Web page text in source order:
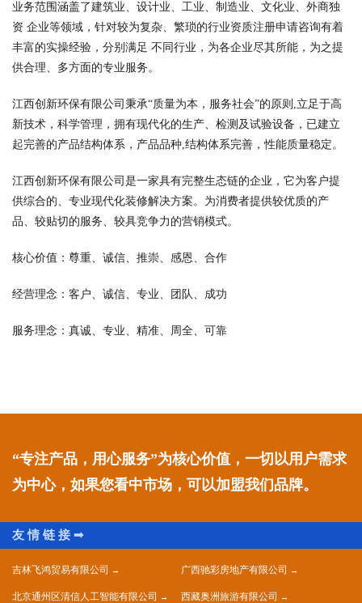
业务范围涵盖了建筑业、设计业、工业、制造业、文化业、外商独
资 企业等领域，针对较为复杂、繁琐的行业资质注册申请咨询有着
丰富的实操经验，分别满足 不同行业，为各企业尽其所能，为之提
供合理、多方面的专业服务。
江西创新环保有限公司秉承“质量为本，服务社会”的原则,立足于高
新技术，科学管理，拥有现代化的生产、检测及试验设备，已建立
起完善的产品结构体系，产品品种,结构体系完善，性能质量稳定。
江西创新环保有限公司是一家具有完整生态链的企业，它为客户提
供综合的、专业现代化装修解决方案。为消费者提供较优质的产
品、较贴切的服务、较具竞争力的营销模式。
核心价值：尊重、诚信、推崇、感恩、合作
经营理念：客户、诚信、专业、团队、成功
服务理念：真诚、专业、精准、周全、可靠
“专注产品，用心服务”为核心价值，一切以用户需求
为中心，如果您看中市场，可以加盟我们品牌。
吉林飞鸿贸易有限公司 广西驰彩房地产有限公司
北京通州区清信人工智能有限公司 西藏奥洲旅游有限公司